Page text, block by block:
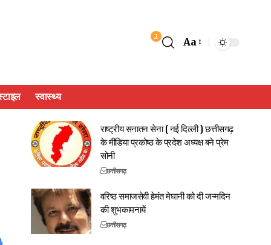
2 Aa
स्वास्थ्य
राष्ट्रीय सनातन सेना ( नई दिल्ली ) छत्तीसगढ़
के मीडिया प्रकोष्ठ के प्रदेश अध्यक्ष बने प्रेम
सोनी
छत्तीसगढ़
वरिष्ठ समाजसेवी हेमंत मेघानी को दी जन्मदिन
की शुभकामनायें
छत्तीसगढ़